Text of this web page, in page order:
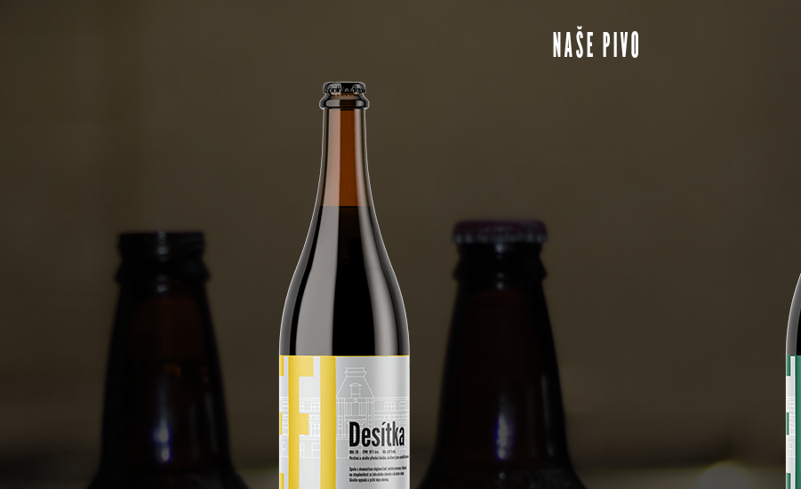
NAŠE PIVO